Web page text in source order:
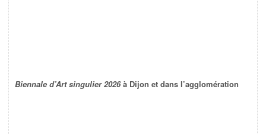
Biennale d’Art singulier 2026à Dijon et dans l’agglomération